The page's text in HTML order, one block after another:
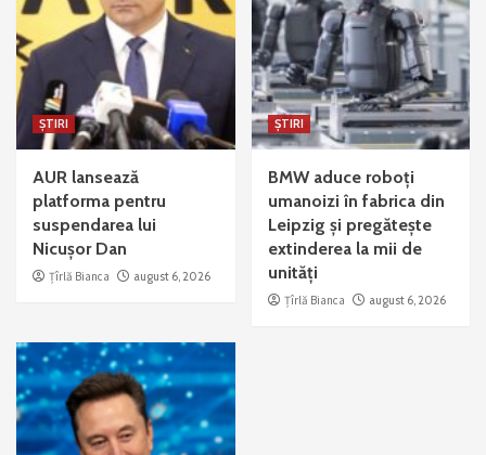
ȘTIRI
AUR lansează
platforma pentru
suspendarea lui
Nicușor Dan
Țîrlă Bianca august 6, 2026
ȘTIRI
BMW aduce roboți
umanoizi în fabrica din
Leipzig și pregătește
extinderea la mii de
unități
Țîrlă Bianca august 6, 2026